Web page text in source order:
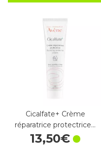
Cicalfate+ Crème
réparatrice protectrice…
13,50€